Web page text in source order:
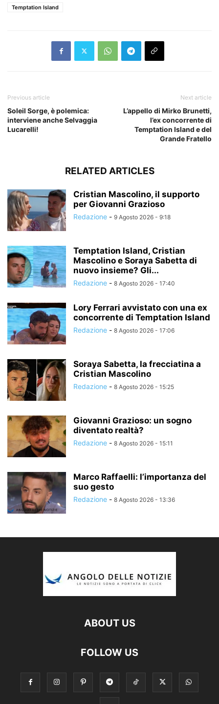
Temptation Island
Previous article
Soleil Sorge, è polemica:
interviene anche Selvaggia
Lucarelli!
Next article
L’appello di Mirko Brunetti,
l’ex concorrente di
Temptation Island e del
Grande Fratello
RELATED ARTICLES
Cristian Mascolino, il supporto
per Giovanni Grazioso
Redazione - 9 Agosto 2026 - 9:18
Temptation Island, Cristian
Mascolino e Soraya Sabetta di
nuovo insieme? Gli...
Redazione - 8 Agosto 2026 - 17:40
Lory Ferrari avvistato con una ex
concorrente di Temptation Island
Redazione - 8 Agosto 2026 - 17:06
Soraya Sabetta, la frecciatina a
Cristian Mascolino
Redazione - 8 Agosto 2026 - 15:25
Giovanni Grazioso: un sogno
diventato realtà?
Redazione - 8 Agosto 2026 - 15:11
Marco Raffaelli: l’importanza del
suo gesto
Redazione - 8 Agosto 2026 - 13:36
ABOUT US
FOLLOW US